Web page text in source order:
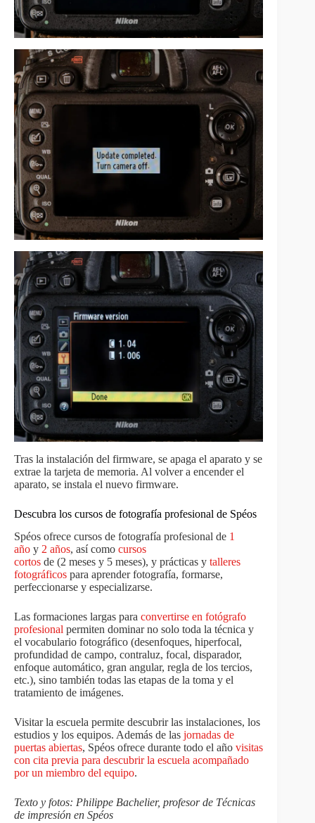
Tras la instalación del firmware, se apaga el aparato y se
extrae la tarjeta de memoria. Al volver a encender el
aparato, se instala el nuevo firmware.
Descubra los cursos de fotografía profesional de Spéos
Spéos ofrece cursos de fotografía profesional de 1
año y 2 años, así como cursos
cortos de (2 meses y 5 meses), y prácticas y talleres
fotográficos para aprender fotografía, formarse,
perfeccionarse y especializarse.
Las formaciones largas para convertirse en fotógrafo
profesional permiten dominar no solo toda la técnica y
el vocabulario fotográfico (desenfoques, hiperfocal,
profundidad de campo, contraluz, focal, disparador,
enfoque automático, gran angular, regla de los tercios,
etc.), sino también todas las etapas de la toma y el
tratamiento de imágenes.
Visitar la escuela permite descubrir las instalaciones, los
estudios y los equipos. Además de las jornadas de
puertas abiertas, Spéos ofrece durante todo el año visitas
con cita previa para descubrir la escuela acompañado
por un miembro del equipo.
Texto y fotos: Philippe Bachelier, profesor de Técnicas
de impresión en Spéos